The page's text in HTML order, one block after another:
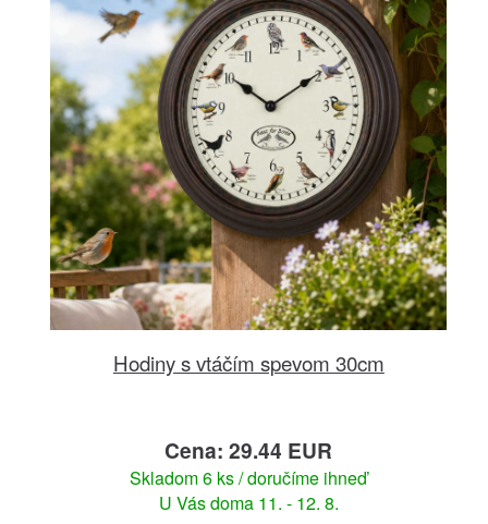
Hodiny s vtáčím spevom 30cm
Cena: 29.44 EUR
Skladom 6 ks / doručíme ihneď
U Vás doma 11. - 12. 8.